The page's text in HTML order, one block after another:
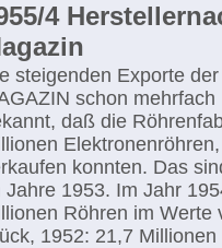
4
steigenden Exporte
schon
daß die
konnten. Das
Jahre 1953. Im Jahr
Röhren im Werte
1952: 21,7 Millionen